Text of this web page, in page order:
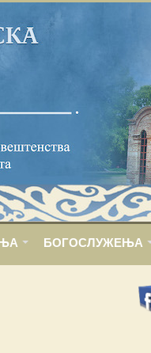
БОГОСЛУЖЕЊА